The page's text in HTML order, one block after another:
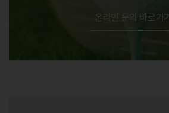
온라인 문의 바로가기